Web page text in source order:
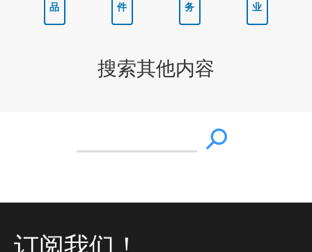
品
件
务
业
搜索其他内容
订阅我们！